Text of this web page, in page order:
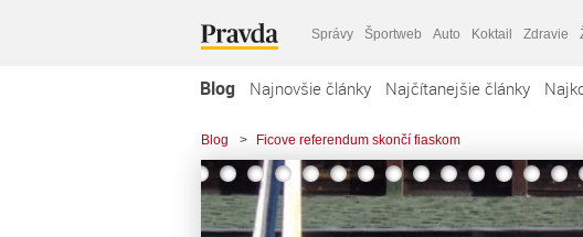
Správy Športweb Auto Koktail Zdravie
Blog Najnovšie články Najčítanejšie články
Blog > Ficove referendum skončí fiaskom